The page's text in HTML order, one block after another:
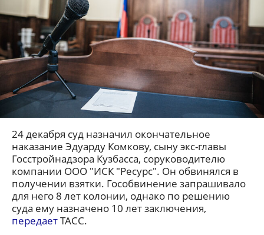
24 декабря суд назначил окончательное
наказание Эдуарду Комкову, сыну экс-главы
Госстройнадзора Кузбасса, соруководителю
компании ООО "ИСК "Ресурс". Он обвинялся в
получении взятки. Гособвинение запрашивало
для него 8 лет колонии, однако по решению
суда ему назначено 10 лет заключения,
передаетТАСС.